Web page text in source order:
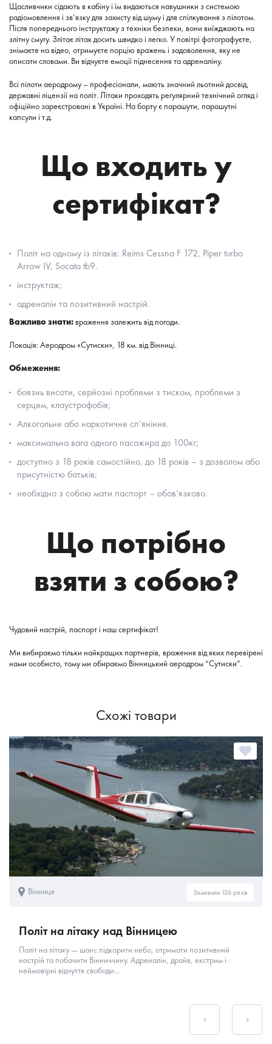
Щасливчики сідають в кабіну і їм видаються навушники з системою
радіомовлення і зв’язку для захисту від шуму і для спілкування з пілотом.
Після попереднього інструктажу з техніки безпеки, вони виїжджають на
злітну смугу. Злітає літак досить швидко і легко. У повітрі фотографуєте,
знімаєте на відео, отримуєте порцію вражень і задоволення, яку не
описати словами. Ви відчуєте емоції піднесення та адреналіну.
Всі пілоти аеродрому – професіонали, мають значний льотний досвід,
державні ліцензії на політ. Літаки проходять регулярний технічний огляд і
офіційно зареєстровані в Україні. На борту є парашути, парашутні
капсули і т.д.
Що входить у
сертифікат?
Політ на одному із літаків: Reims Cessna F 172, Piper turbo
Arrow IV, Socata tb9.
інструктаж;
адреналін та позитивний настрій.
Важливо знати: враження залежить від погоди.
Локація: Аеродром «Сутиски», 18 км. від Вінниці.
Обмеження:
боязнь висоти, серйозні проблеми з тиском, проблеми з
серцем, клаустрофобія;
Алкогольне або наркотичне сп’яніння.
максимальна вага одного пасажира до 100кг;
доступно з 18 років самостійно, до 18 років – з дозволом або
присутністю батьків;
необхідно з собою мати паспорт – обов’язково.
Що потрібно
взяти з собою?
Чудовий настрій, паспорт і наш сертифікат!
Ми вибираємо тільки найкращих партнерів, враження від яких перевірені
нами особисто, тому ми обираємо Вінницький аеродром “Сутиски”.
Схожі товари
Вінниця Замовили 136 разів
Політ на літаку над Вінницею
Політ на літаку — шанс підкорити небо, отримати позитивний
настрій та побачити Вінниччину. Адреналін, драйв, екстрим і
неймовірні відчуття свободи...